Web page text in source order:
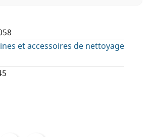
et accessoires de nettoyage